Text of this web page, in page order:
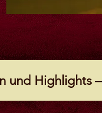
und Highlights –